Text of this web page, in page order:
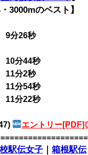
3000mのベスト】
9分26秒
10分44秒
分2秒
分54秒
分22秒
エントリー[PDF]
駅伝女子 ｜ 箱根駅伝